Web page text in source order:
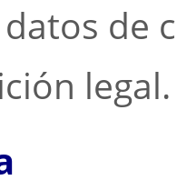
de
legal.